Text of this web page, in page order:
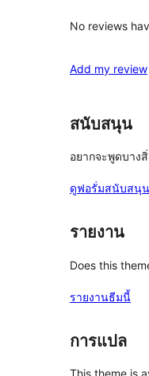
No reviews
Add my review
สนับสนุน
อยากจะพูดบาง
ดูฟอรั่มสนับสนุน
รายงาน
Does this
รายงานธีมนี้
การแปล